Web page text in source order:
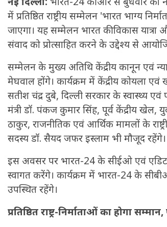
में प्रतिष्ठित राष्ट्रीय सम्मेलन 'भारत भाग्य
जाएगा। यह सम्मेलन भारत की विकास
संवाद को प्रोत्साहित करने के उद्देश्य से
सम्मेलन के मुख्य अतिथि केंद्रीय कानून एवं
मेघवाल होंगे। कार्यक्रम में केंद्रीय कोयला एवं
सतीश चंद्र दुबे, दिल्ली सरकार के स्वास्थ्य एवं
मंत्री डॉ. पंकज कुमार सिंह, पूर्व केंद्रीय खेल,
ठाकुर, राजनीतिक एवं आर्थिक मामलों के
सदस्य डॉ. सैयद जफर इस्लाम भी मौजूद रहेंगे।
इस अवसर पर भारत-24 के सीईओ एवं
स्वागत करेंगे। कार्यक्रम में भारत-24 के
उपस्थित रहेंगे।
प्रतिष्ठित राष्ट्र-निर्माताओं का होगा